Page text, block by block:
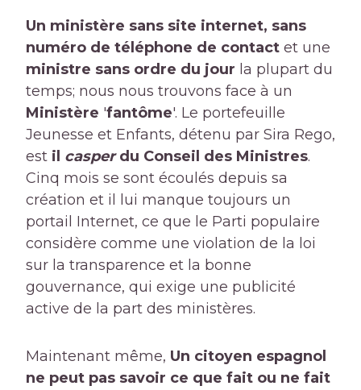
Un ministère sans site internet, sans
numéro de téléphone de contact et une
ministre sans ordre du jour la plupart du
temps; nous nous trouvons face à un
Ministère 'fantôme'. Le portefeuille
Jeunesse et Enfants, détenu par Sira Rego,
est il casperdu Conseil des Ministres.
Cinq mois se sont écoulés depuis sa
création et il lui manque toujours un
portail Internet, ce que le Parti populaire
considère comme une violation de la loi
sur la transparence et la bonne
gouvernance, qui exige une publicité
active de la part des ministères.
Maintenant même, Un citoyen espagnol
ne peut pas savoir ce que fait ou ne fait